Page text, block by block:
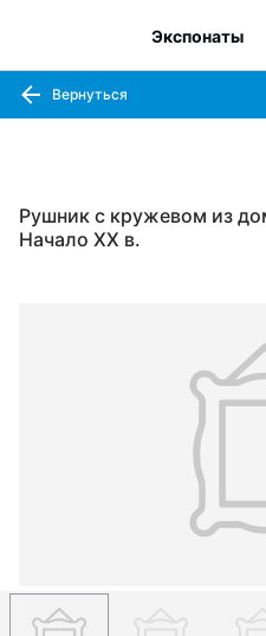
Экспонаты
Вернуться
Рушник с кружевом из
Начало XX в.